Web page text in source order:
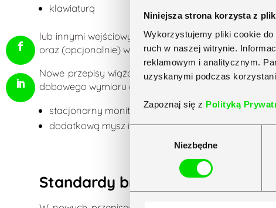
Niniejsza strona korzysta z
Wykorzystujemy pliki cookie
ruch w naszej witrynie.
reklamowym i analitycznym.
uzyskanymi podczas
Zapoznaj się z Polityką
Niezbędne
klawiaturą
lub innymi wejściowymi urządzeniami, a także
oraz (opcjonalnie) wyposażenie dodatkowe – m.in.
Nowe przepisy wiążą się również z nowymi
dobowego wymiaru czasu pracy. Powinny być one
stacjonarny monitor ekranowy/podstawkę
dodatkową mysz i klawiaturę komputerową.
Standardy branżowe i zalecenia